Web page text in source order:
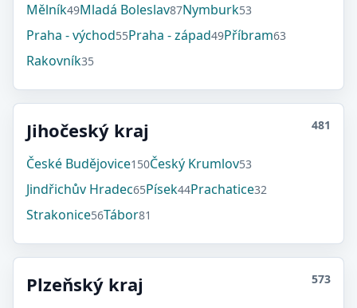
Mělník49Mladá Boleslav87Nymburk53
Praha - východ55Praha - západ49Příbram63
Rakovník35
Jihočeský kraj 481
České Budějovice150Český Krumlov53
Jindřichův Hradec65Písek44Prachatice32
Strakonice56Tábor81
Plzeňský kraj 573